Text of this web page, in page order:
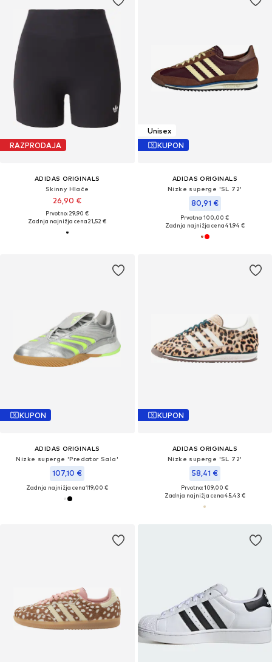
RAZPRODAJA
ADIDAS ORIGINALS
Skinny Hlače
26,90 €
Prvotno: 29,90 €
Zadnja najnižja cena21,52 €
Unisex
KUPON
ADIDAS ORIGINALS
Nizke superge 'SL 72'
80,91 €
Prvotno: 100,00 €
Zadnja najnižja cena41,94 €
KUPON
ADIDAS ORIGINALS
Nizke superge 'Predator Sala'
107,10 €
Zadnja najnižja cena119,00 €
KUPON
ADIDAS ORIGINALS
Nizke superge 'SL 72'
58,41 €
Prvotno: 109,00 €
Zadnja najnižja cena45,43 €